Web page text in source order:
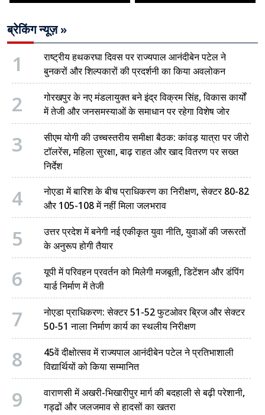
ब्रेकिंग न्यूज़ »
1
राष्ट्रीय हथकरघा दिवस पर राज्यपाल आनंदीबेन पटेल ने
बुनकरों और शिल्पकारों की प्रदर्शनी का किया अवलोकन
2
गोरखपुर के नए मंडलायुक्त बने इंद्र विक्रम सिंह, विकास कार्यों
में तेजी और जनसमस्याओं के समाधान पर रहेगा विशेष जोर
3
सीएम योगी की उच्चस्तरीय समीक्षा बैठक: कांवड़ यात्रा पर जीरो
टॉलरेंस, महिला सुरक्षा, बाढ़ राहत और खाद वितरण पर सख्त
निर्देश
4
नोएडा में बारिश के बीच प्राधिकरण का निरीक्षण, सेक्टर 80-82
और 105-108 में नहीं मिला जलभराव
5
उत्तर प्रदेश में बनेगी नई एकीकृत युवा नीति, युवाओं की जरूरतों
के अनुरूप होगी तैयार
6
यूपी में परिवहन प्रवर्तन को मिलेगी मजबूती, डिटेंशन और डंपिंग
यार्ड निर्माण में तेजी
7
नोएडा प्राधिकरण: सेक्टर 51-52 फुटओवर ब्रिज और सेक्टर
50-51 नाला निर्माण कार्य का स्थलीय निरीक्षण
8
45वें दीक्षोत्सव में राज्यपाल आनंदीबेन पटेल ने प्रतिभाशाली
विद्यार्थियों को किया सम्मानित
9
वाराणसी में अखरी-भिखारीपुर मार्ग की बदहाली से बढ़ी परेशानी,
गड्ढों और जलजमाव से हादसों का खतरा